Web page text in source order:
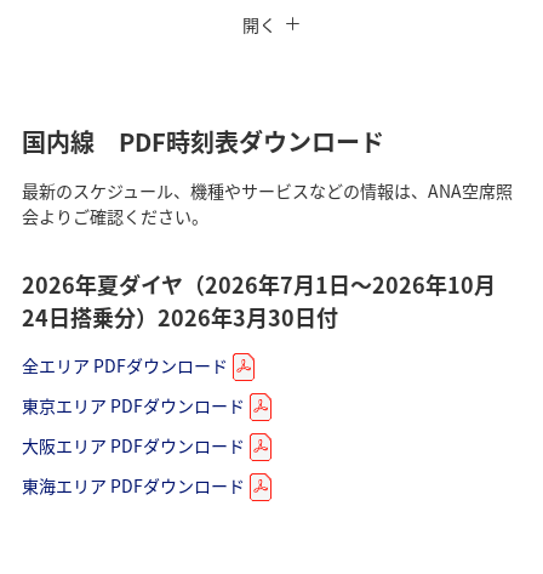
日付を選択
経由地および乗り継ぎ所要時間を追加する
復路出発日および時間帯
日付を選択
往復で異なるクラスで検索開く
国内線 PDF時刻表ダウンロード
最新のスケジュール、機種やサービスなどの情報は、ANA空席照
会よりご確認ください。
2026年夏ダイヤ（2026年7月1日～2026年10月
24日搭乗分）2026年3月30日付
全エリア PDFダウンロード
東京エリア PDFダウンロード
大阪エリア PDFダウンロード
東海エリア PDFダウンロード